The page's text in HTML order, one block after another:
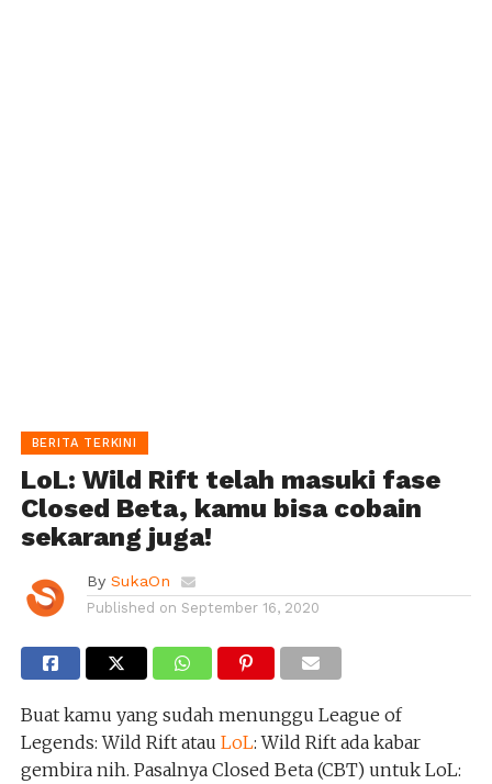
BERITA TERKINI
LoL: Wild Rift telah masuki fase
Closed Beta, kamu bisa cobain
sekarang juga!
By SukaOn
Published on September 16, 2020
Buat kamu yang sudah menunggu League of
Legends: Wild Rift atau LoL: Wild Rift ada kabar
gembira nih. Pasalnya Closed Beta (CBT) untuk LoL: